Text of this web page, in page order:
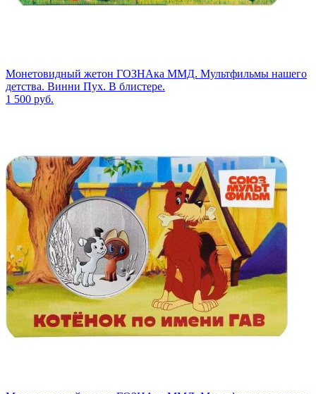
Монетовидный жетон ГОЗНАка ММД. Мультфильмы нашего
детства. Винни Пух. В блистере.
1 500 руб.